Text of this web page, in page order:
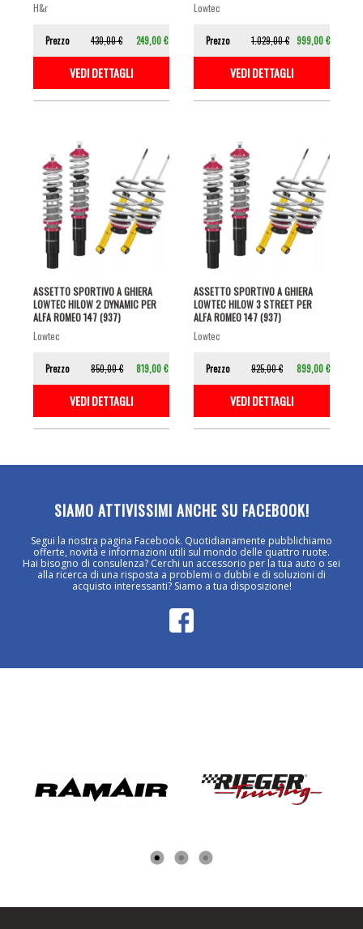
h&r
Prezzo 430,00 € 249,00 €
VEDI DETTAGLI
lowtec
Prezzo 1.029,00 € 999,00 €
VEDI DETTAGLI
ASSETTO SPORTIVO A GHIERA
LOWTEC HILOW 2 DYNAMIC PER
ALFA ROMEO 147 (937)
lowtec
Prezzo 850,00 € 819,00 €
VEDI DETTAGLI
ASSETTO SPORTIVO A GHIERA
LOWTEC HILOW 3 STREET PER
ALFA ROMEO 147 (937)
lowtec
Prezzo 925,00 € 899,00 €
VEDI DETTAGLI
SIAMO ATTIVISSIMI ANCHE SU FACEBOOK!
Segui la nostra pagina Facebook. Quotidianamente pubblichiamo
offerte, novità e informazioni utili sul mondo delle quattro ruote.
Hai bisogno di consulenza? Cerchi un accessorio per la tua auto o sei
alla ricerca di una risposta a problemi o dubbi e di soluzioni di
acquisto interessanti? Siamo a tua disposizione!